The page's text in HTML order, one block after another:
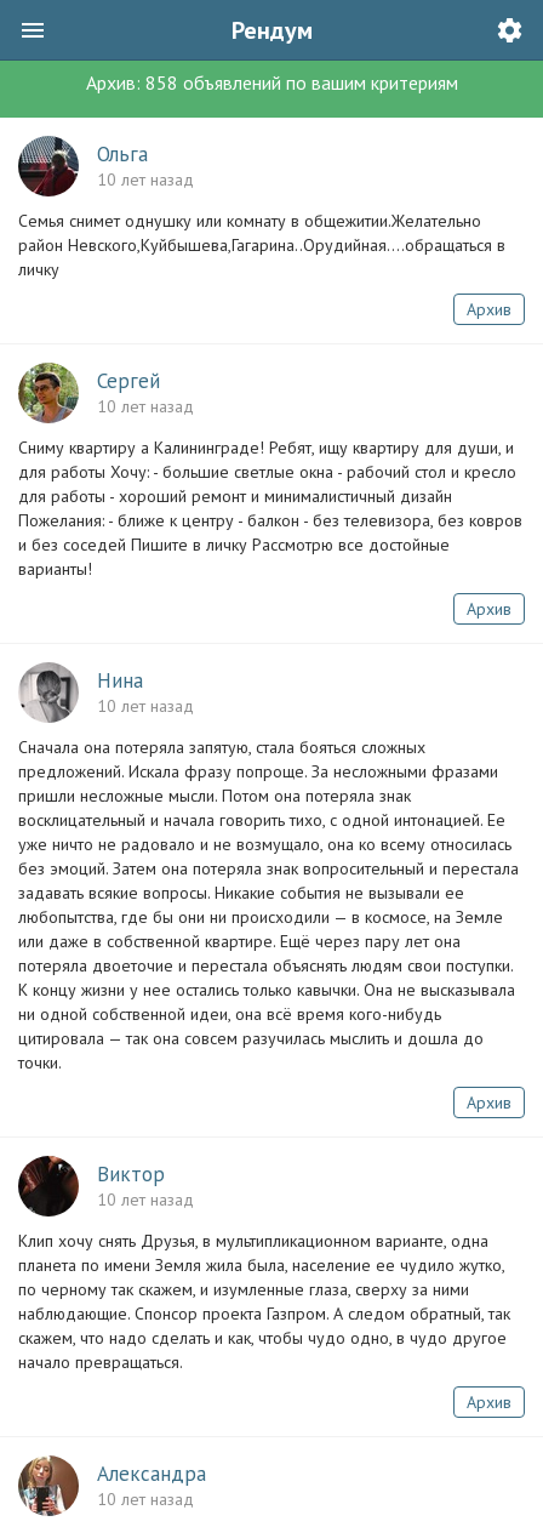
Рендум
Архив: 858 объявлений по вашим критериям
Ольга
10 лет назад
Семья снимет однушку или комнату в общежитии.Желательно
район Невского,Куйбышева,Гагарина..Орудийная....обращаться в
личку
Архив
Сергей
10 лет назад
Сниму квартиру а Калининграде! Ребят, ищу квартиру для души, и
для работы Хочу: - большие светлые окна - рабочий стол и кресло
для работы - хороший ремонт и минималистичный дизайн
Пожелания: - ближе к центру - балкон - без телевизора, без ковров
и без соседей Пишите в личку Рассмотрю все достойные
варианты!
Архив
Нина
10 лет назад
Сначала она потеряла запятую, стала бояться сложных
предложений. Искала фразу попроще. За несложными фразами
пришли несложные мысли. Потом она потеряла знак
восклицательный и начала говорить тихо, с одной интонацией. Ее
уже ничто не радовало и не возмущало, она ко всему относилась
без эмоций. Затем она потеряла знак вопросительный и перестала
задавать всякие вопросы. Никакие события не вызывали ее
любопытства, где бы они ни происходили — в космосе, на Земле
или даже в собственной квартире. Ещё через пару лет она
потеряла двоеточие и перестала объяснять людям свои поступки.
К концу жизни у нее остались только кавычки. Она не высказывала
ни одной собственной идеи, она всё время кого-нибудь
цитировала — так она совсем разучилась мыслить и дошла до
точки.
Архив
Виктор
10 лет назад
Клип хочу снять Друзья, в мультипликационном варианте, одна
планета по имени Земля жила была, население ее чудило жутко,
по черному так скажем, и изумленные глаза, сверху за ними
наблюдающие. Спонсор проекта Газпром. А следом обратный, так
скажем, что надо сделать и как, чтобы чудо одно, в чудо другое
начало превращаться.
Архив
Александра
10 лет назад